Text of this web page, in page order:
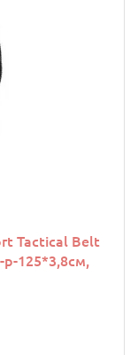
Tactical Belt
125*3,8см,